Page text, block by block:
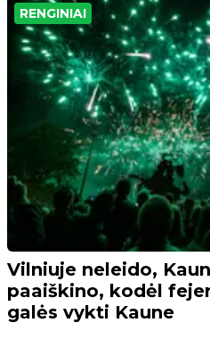
RENGINIAI
Vilniuje neleido,
paaiškino, kodėl
galės vykti Kaune